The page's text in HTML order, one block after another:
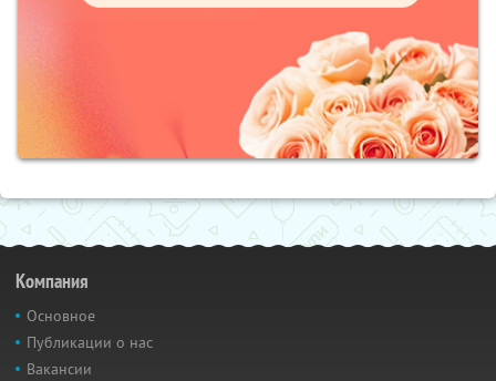
Компания
Основное
Публикации о нас
Вакансии